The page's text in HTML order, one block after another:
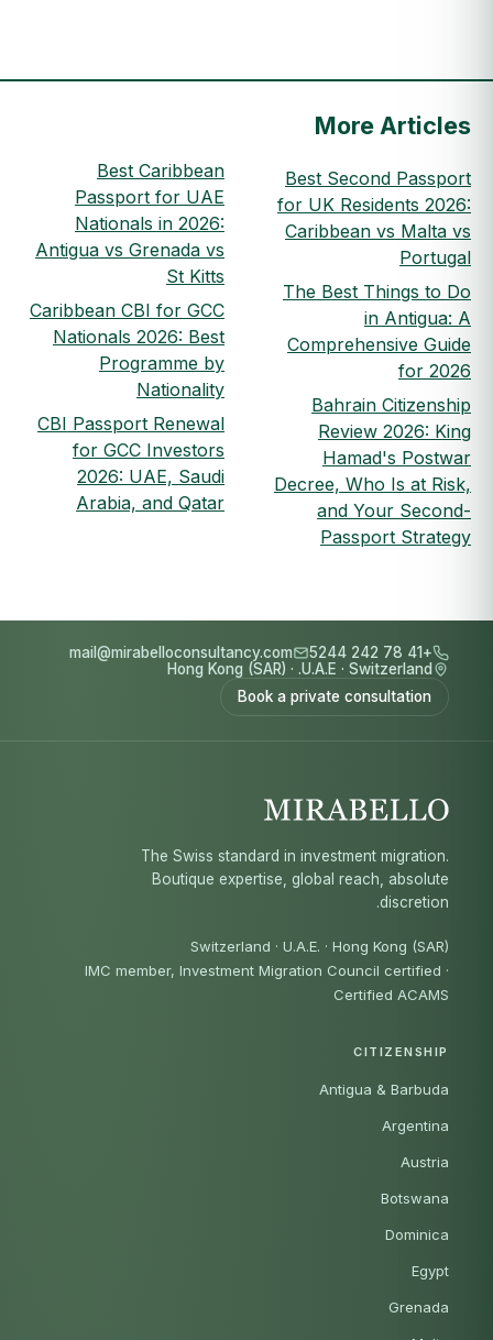
More Articles
Best Second Passport
for UK Residents 2026:
Caribbean vs Malta vs
Portugal
The Best Things to Do
in Antigua: A
Comprehensive Guide
for 2026
Bahrain Citizenship
Review 2026: King
Hamad's Postwar
Decree, Who Is at Risk,
and Your Second-
Passport Strategy
Best Caribbean
Passport for UAE
Nationals in 2026:
Antigua vs Grenada vs
St Kitts
Caribbean CBI for GCC
Nationals 2026: Best
Programme by
Nationality
CBI Passport Renewal
for GCC Investors
2026: UAE, Saudi
Arabia, and Qatar
+41 78 242 5244
mail@mirabelloconsultancy.com
Switzerland
·
U.A.E.
·
Hong Kong (SAR)
Book a private consultation
The Swiss standard in investment migration.
Boutique expertise, global reach, absolute
discretion.
Switzerland · U.A.E. · Hong Kong (SAR)
IMC member, Investment Migration Council certified ·
Certified ACAMS
CITIZENSHIP
Antigua & Barbuda
Argentina
Austria
Botswana
Dominica
Egypt
Grenada